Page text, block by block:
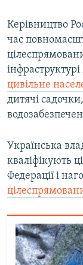
Керівництво
час
цивільне
дитячі
Українська
кваліфікують
Федерації і